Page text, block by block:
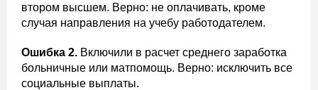
втором высшем. Верно: не оплачивать, кроме
случая направления на учебу работодателем.
Ошибка 2. Включили в расчет среднего заработка
больничные или матпомощь. Верно: исключить все
социальные выплаты.